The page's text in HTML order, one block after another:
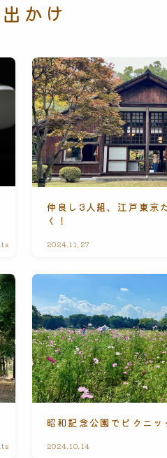
かけ
仲良し3人組、江戸東京
く！
2024.11.27
昭和記念公園でピクニッ
2024.10.14